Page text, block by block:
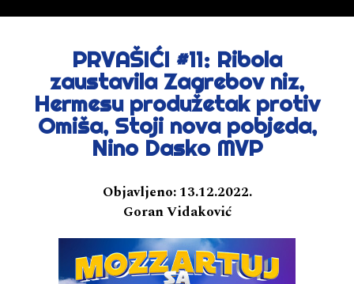
PRVAŠIĆI #11: Ribola
zaustavila Zagrebov niz,
Hermesu produžetak protiv
Omiša, Stoji nova pobjeda,
Nino Dasko MVP
Objavljeno: 13.12.2022.
Goran Vidaković